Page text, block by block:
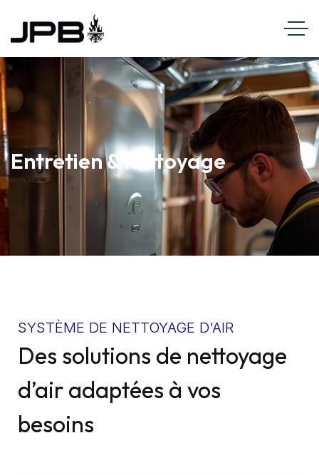
Entretien & nettoyage
SYSTÈME DE NETTOYAGE D'AIR
Des solutions de nettoyage
d’air adaptées à vos
besoins